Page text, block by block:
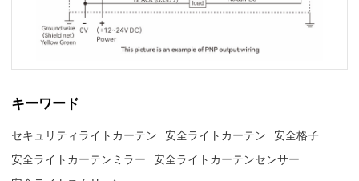
キーワード
セキュリティライトカーテン 安全ライトカーテン
安全格子
安全ライトカーテンミラー
安全ライトカーテンセンサー